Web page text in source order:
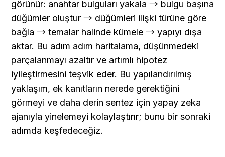
görünür: anahtar bulguları yakala → bulgu başına
düğümler oluştur → düğümleri ilişki türüne göre
bağla → temalar halinde kümele → yapıyı dışa
aktar. Bu adım adım haritalama, düşünmedeki
parçalanmayı azaltır ve artımlı hipotez
iyileştirmesini teşvik eder. Bu yapılandırılmış
yaklaşım, ek kanıtların nerede gerektiğini
görmeyi ve daha derin sentez için yapay zeka
ajanıyla yinelemeyi kolaylaştırır; bunu bir sonraki
adımda keşfedeceğiz.